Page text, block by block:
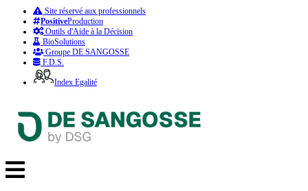
Site réservé aux professionnels
PositiveProduction
Outils d'Aide à la Décision
BioSolutions
Groupe DE SANGOSSE
F.D.S.
Index Egalité